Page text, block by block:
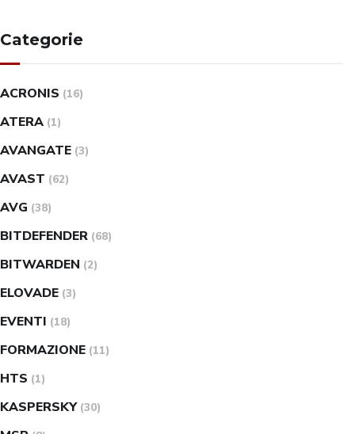
Categorie
ACRONIS (16)
ATERA (1)
AVANGATE (3)
AVAST (62)
AVG (38)
BITDEFENDER (68)
BITWARDEN (2)
ELOVADE (3)
EVENTI (18)
FORMAZIONE (11)
HTS (1)
KASPERSKY (30)